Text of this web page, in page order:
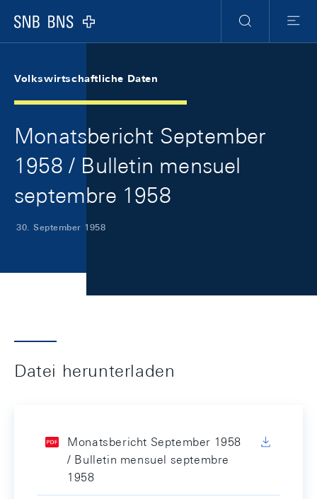
Logo
Suche
Menu
Volkswirtschaftliche Daten
Monatsbericht September
1958 / Bulletin mensuel
septembre 1958
30. September 1958
Datei herunterladen
Monatsbericht September 1958
/ Bulletin mensuel septembre
1958